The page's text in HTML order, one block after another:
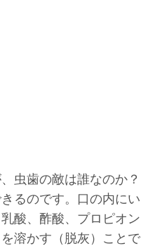
虫歯の敵は誰なのか？
るのです。口の内にい
酸、酢酸、プロピオン
溶かす（脱灰）ことで